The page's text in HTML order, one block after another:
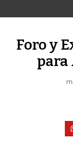
Foro y
para